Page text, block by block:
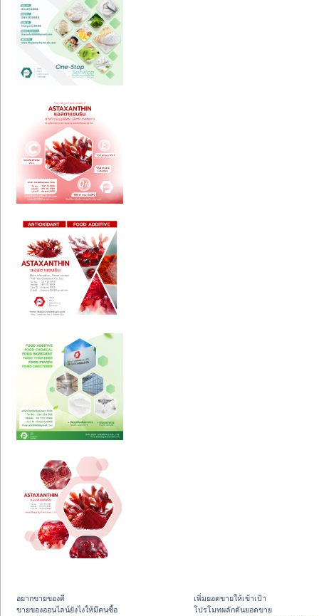
อยากขายของดี
ขายของออนไลน์ยังไงให้มีคนซื้อ
เพิ่มยอดขายให้เข้าเป้า
โปรโมทผลักดันยอดขาย